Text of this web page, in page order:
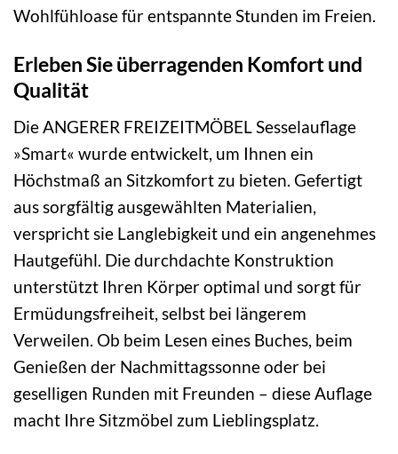
Wohlfühloase für entspannte Stunden im Freien.
Erleben Sie überragenden Komfort und
Qualität
Die ANGERER FREIZEITMÖBEL Sesselauflage
»Smart« wurde entwickelt, um Ihnen ein
Höchstmaß an Sitzkomfort zu bieten. Gefertigt
aus sorgfältig ausgewählten Materialien,
verspricht sie Langlebigkeit und ein angenehmes
Hautgefühl. Die durchdachte Konstruktion
unterstützt Ihren Körper optimal und sorgt für
Ermüdungsfreiheit, selbst bei längerem
Verweilen. Ob beim Lesen eines Buches, beim
Genießen der Nachmittagssonne oder bei
geselligen Runden mit Freunden – diese Auflage
macht Ihre Sitzmöbel zum Lieblingsplatz.